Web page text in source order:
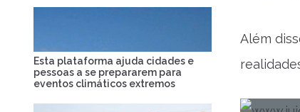
Além
Esta plataforma ajuda cidades e
pessoas a se prepararem para
eventos climáticos extremos